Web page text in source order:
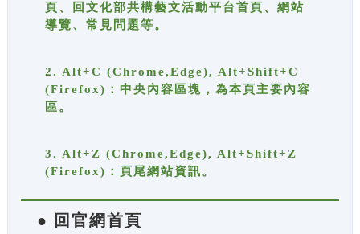
頁、回文化部共構藝文活動平台首頁、網站
導覽、常見問題等。
2. Alt+C (Chrome,Edge), Alt+Shift+C
(Firefox)：中央內容區塊，為本頁主要內容
區。
3. Alt+Z (Chrome,Edge), Alt+Shift+Z
(Firefox)：頁尾網站資訊。
● 回官網首頁